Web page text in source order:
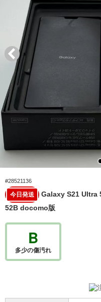
#28521136
今日発送
Galaxy S21 Ultra
52B docomo版
B
多少の傷汚れ